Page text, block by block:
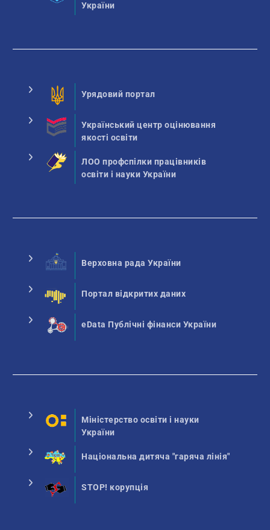
України
Урядовий портал
Український центр оцінювання
якості освіти
ЛОО профспілки працівників
освіти і науки України
Верховна рада України
Портал відкритих даних
eData Публічні фінанси України
Міністерство освіти і науки
України
Національна дитяча "гаряча лінія"
STOP! корупція